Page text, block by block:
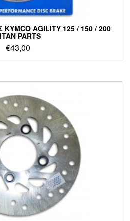
AGILITY 125 / 150 / 200
PARTS
€43,00